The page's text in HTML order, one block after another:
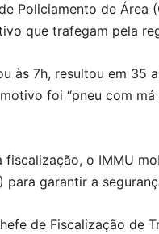
Policiamento de Área
que trafegam pela
às 7h, resultou em 35
foi “pneu com
fiscalização, o IMMU
para garantir a
de Fiscalização de